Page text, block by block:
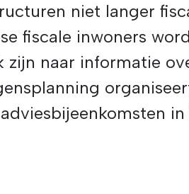
niet langer
fiscale inwoners
zijn naar informatie
in